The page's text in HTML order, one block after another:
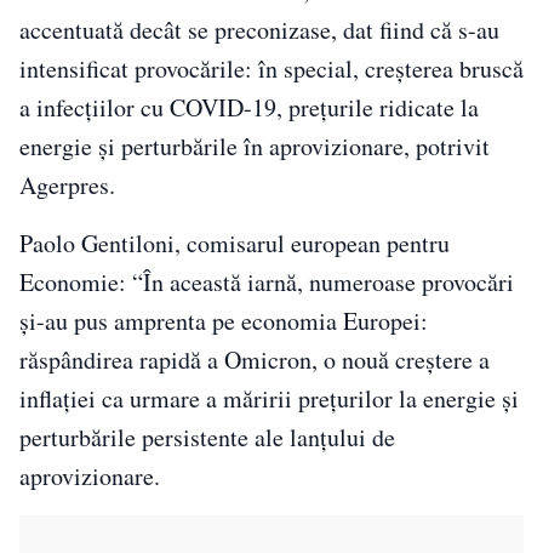
accentuată decât se preconizase, dat fiind că s-au
intensificat provocările: în special, creşterea bruscă
a infecţiilor cu COVID-19, preţurile ridicate la
energie şi perturbările în aprovizionare, potrivit
Agerpres.
Paolo Gentiloni, comisarul european pentru
Economie: “În această iarnă, numeroase provocări
şi-au pus amprenta pe economia Europei:
răspândirea rapidă a Omicron, o nouă creştere a
inflaţiei ca urmare a măririi preţurilor la energie şi
perturbările persistente ale lanţului de
aprovizionare.